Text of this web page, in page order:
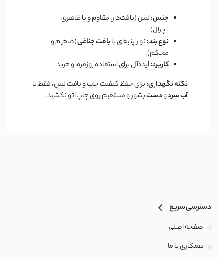
جنس:لینن (بافت‌دار، مقاوم و با ظاهری
نچرال).
نوع بند:نوار پنبه‌ای بابافت جناغی(ضخیم و
محکم).
کاربرد:ایده‌آل برای استفاده روزمره، و خرید
نکته نگهداری:برای حفظ کیفیت چاپ و بافت لینن، فقط با
آب سردودستبشور و مستقیم روی چاپ اتو نکشید.
دسترسی سریع
صفحه اصلی
همکاری با ما